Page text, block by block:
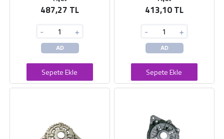
487,27 TL
- +
AD
Sepete Ekle
413,10 TL
- +
AD
Sepete Ekle